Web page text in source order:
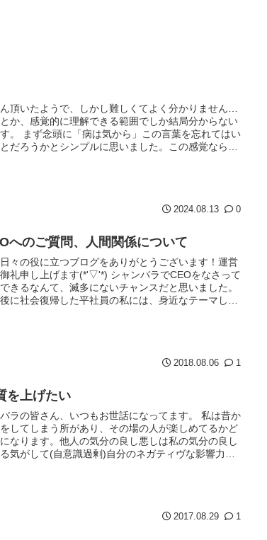
頂いたようで、しかし難しくてよく分かりません…
か、感覚的に理解できる範囲でしか結局分からない
。 まず念頭に「病は気から」この言葉を忘れてはい
だろうかとシンプルに思いました。この感覚なら掴
2024.08.13 0
のご質問、人間関係について
々の役に立つブログをありがとうございます！運営
礼申し上げます(*'▽'*) シャンバラでCEOをなさって
きるなんて、滅多にないチャンスだと思いました。
に社会復帰した平社員の私には、身近なテーマし
2018.08.06 1
上げたい
ラの皆さん、いつもお世話になってます。 私は昔か
してしまう所があり、その場の人が楽しめてるかど
なります。他人の気分の良し悪しは私の気分の良し
気がして(自意識過剰)自分のネガティヴな影響力が
2017.08.29 1